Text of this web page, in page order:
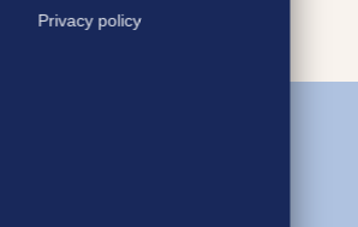
Privacy policy